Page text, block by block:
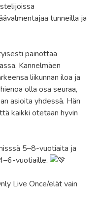
tunneilla ja
painottaa
Kannelmäen
liikunnan iloa ja
olla osa seuraa,
asioita yhdessä. Hän
kaikki otetaan hyvin
5–8-vuotiaita ja
vuotiaille.
Live Once/elät vain